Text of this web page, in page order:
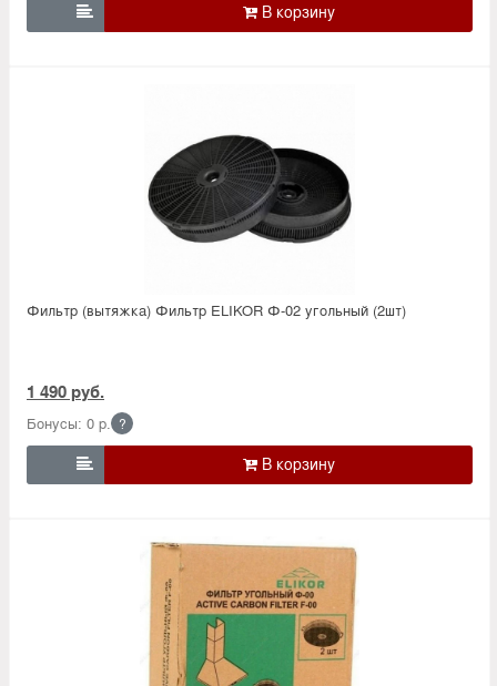

Фильтр (вытяжка) Фильтр ELIKOR Ф-02 угольный (2шт)
1 490 руб.
Бонусы: 0 р. ?
